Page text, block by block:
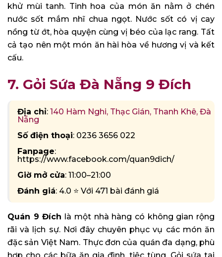
khử mùi tanh. Tinh hoa của món ăn nằm ở chén
nước sốt mắm nhĩ chua ngọt. Nước sốt có vị cay
nồng từ ớt, hòa quyện cùng vị béo của lạc rang. Tất
cả tạo nên một món ăn hài hòa về hương vị và kết
cấu.
7. Gỏi Sứa Đà Nẵng 9 Đích
Địa chỉ: 140 Hàm Nghi, Thạc Gián, Thanh Khê, Đà
Nẵng
Số điện thoại: 0236 3656 022
Fanpage:
https://www.facebook.com/quan9dich/
Giờ mở cửa: 11:00–21:00
Đánh giá: 4.0 ⭐ Với 471 bài đánh giá
Quán 9 Đích là một nhà hàng có không gian rộng
rãi và lịch sự. Nơi đây chuyên phục vụ các món ăn
đặc sản Việt Nam. Thực đơn của quán đa dạng, phù
hợp cho các bữa ăn gia đình, tiệc tùng. Gỏi sứa tai